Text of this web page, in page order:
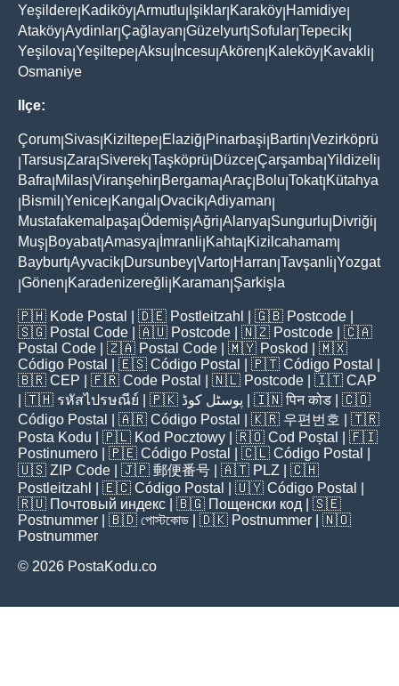
Yeşildere Kadiköy Armutlu Işiklar Karaköy Hamidiye
Ataköy Aydinlar Çağlayan Güzelyurt| Sofular Tepecik
Yeşilova Yeşiltepe Aksu İncesu Akören Kaleköy Kavakli
Osmaniye
Ilçe:
Çorum Sivas Kiziltepe Elaziğ Pinarbaşi Bartin Vezirköprü
Tarsus Zara Siverek Taşköprü Düzce Çarşamba Yildizeli
Bafra Milas Viranşehir Bergama Araç Bolu Tokat| Kütahya
Bismil Yenice Kangal Ovacik Adiyaman
Mustafakemalpaşa Ödemiş Ağri Alanya Sungurlu Divriği
Muş Boyabat|Amasya İmranli Kahta Kizilcahamam
Bayburt|Ayvacik Dursunbey Varto Harran Tavşanli Yozgat
Gönen Karadenizereğli Karaman Şarkişla
🇵🇭 Kode Postal | 🇩🇪 Postleitzahl | 🇬🇧 Postcode
🇸🇬 Postal Code | 🇦🇺 Postcode | 🇳🇿 Postcode | 🇨🇦
Postal Code | 🇿🇦 Postal Code | 🇲🇾 Poskod
| 🇲🇽
Código Postal
| 🇪🇸 Código Postal | 🇵🇹 Código Postal
🇧🇷 CEP | 🇫🇷 Code Postal | 🇳🇱 Postcode | 🇮🇹 CAP
| 🇹🇭 รหัสไปรษณีย์ | 🇵🇰 پوسٹل کوڈ | 🇮🇳पिन कोड | 🇨🇴
Código Postal
| 🇦🇷 Código Postal | 🇰🇷 우편번호
| 🇹🇷
Posta Kodu | 🇵🇱 Kod Pocztowy | 🇷🇴 Cod Poștal
| 🇫🇮
Postinumero | 🇵🇪 Código Postal | 🇨🇱 Código Postal
🇺🇸 ZIP Code | 🇯🇵 郵便番号 | 🇦🇹 PLZ | 🇨🇭
Postleitzahl
| 🇪🇨 Código Postal | 🇺🇾 Código Postal
🇷🇺 Почтовый индекс | 🇧🇬 Пощенски код | 🇸🇪
Postnummer | 🇧🇩 পোস্টকোড | 🇩🇰 Postnummer | 🇳🇴
Postnummer
© 2026 PostaKodu.co